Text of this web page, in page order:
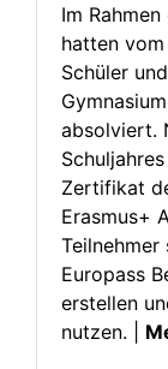
Im
hatten vom
Schüler
absolviert.
Zertifikat
Erasmus+
Europass
erstellen
nutzen. |